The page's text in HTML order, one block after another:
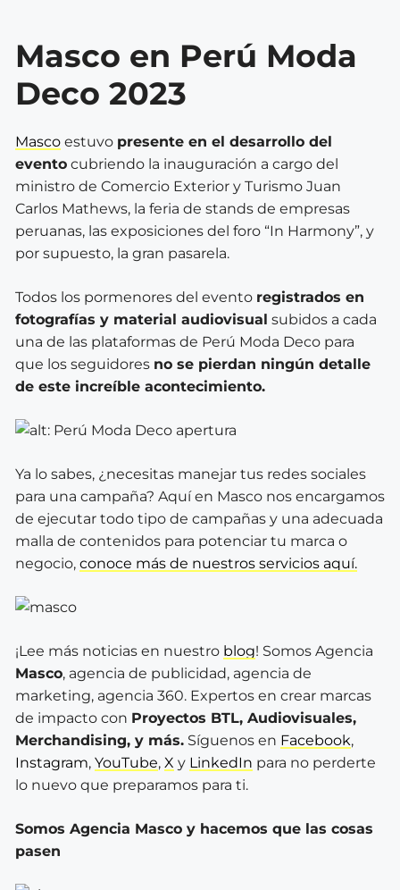
Masco en Perú Moda
Deco 2023
Masco estuvo presente en el desarrollo del
evento cubriendo la inauguración a cargo del
ministro de Comercio Exterior y Turismo Juan
Carlos Mathews, la feria de stands de empresas
peruanas, las exposiciones del foro “In Harmony”, y
por supuesto, la gran pasarela.
Todos los pormenores del evento registrados en
fotografías y material audiovisual subidos a cada
una de las plataformas de Perú Moda Deco para
que los seguidores no se pierdan ningún detalle
de este increíble acontecimiento.
Ya lo sabes, ¿necesitas manejar tus redes sociales
para una campaña? Aquí en Masco nos encargamos
de ejecutar todo tipo de campañas y una adecuada
malla de contenidos para potenciar tu marca o
negocio, conoce más de nuestros servicios aquí.
¡Lee más noticias en nuestro blog! Somos Agencia
Masco, agencia de publicidad, agencia de
marketing, agencia 360. Expertos en crear marcas
de impacto con Proyectos BTL, Audiovisuales,
Merchandising, y más. Síguenos en Facebook,
Instagram, YouTube, X y LinkedIn para no perderte
lo nuevo que preparamos para ti.
Somos Agencia Masco y hacemos que las cosas
pasen